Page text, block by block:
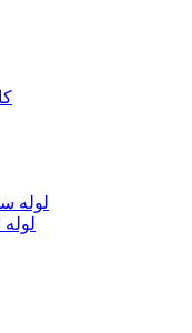
لوله